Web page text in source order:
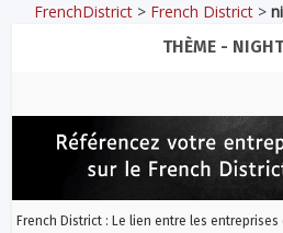
FrenchDistrict > French District >
THÈME -
French District : Le lien entre les